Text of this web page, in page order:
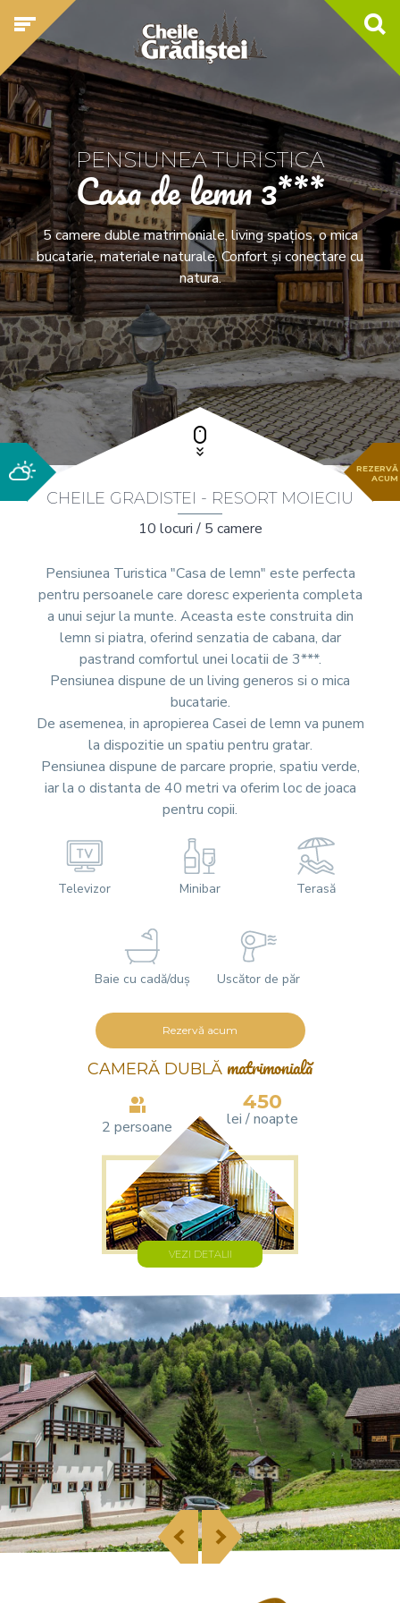
REZERVĂ
ACUM
PENSIUNEA TURISTICA
Casa de lemn 3***
5 camere duble matrimoniale, living spațios, o mica
bucatarie, materiale naturale. Confort și conectare cu
natura.
CHEILE GRADISTEI - RESORT MOIECIU
10 locuri / 5 camere
Pensiunea Turistica "Casa de lemn" este perfecta
pentru persoanele care doresc experienta completa
a unui sejur la munte. Aceasta este construita din
lemn si piatra, oferind senzatia de cabana, dar
pastrand comfortul unei locatii de 3***.
Pensiunea dispune de un living generos si o mica
bucatarie.
De asemenea, in apropierea Casei de lemn va punem
la dispozitie un spatiu pentru gratar.
Pensiunea dispune de parcare proprie, spatiu verde,
iar la o distanta de 40 metri va oferim loc de joaca
pentru copii.
Televizor Minibar Terasă
Baie cu cadă/duș Uscător de păr
Rezervă acum
CAMERĂ DUBLĂ matrimonială
2 persoane
450
lei / noapte
VEZI DETALII